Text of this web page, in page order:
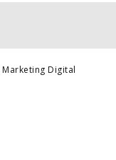
Digital